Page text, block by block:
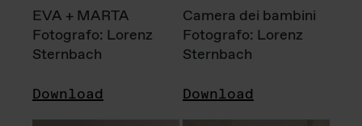
EVA + MARTA
Fotografo: Lorenz
Sternbach
Download
Camera dei bambini
Fotografo: Lorenz
Sternbach
Download